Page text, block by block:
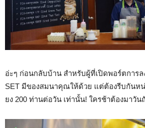
อ่ะๆ ก่อนกลับบ้าน สำหรับผู้ที่เปิดพอร์ตการ
SET มีของสมนาคุณให้ด้วย แต่ต้องรีบกันห
ยง 200 ท่านต่อวัน เท่านั้น! ใครช้าต้องมาวัน